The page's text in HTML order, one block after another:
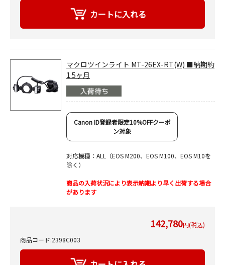
マクロツインライト MT-26EX-RT(W) ■納期約
1.5ヶ月
Canon ID登録者限定10%OFFクーポ
ン対象
対応機種：ALL（EOS M200、EOS M100、EOS M10を
除く）
商品の入荷状況により表示納期より早く出荷する場合
があります
142,780円(税込)
商品コード:2398C003